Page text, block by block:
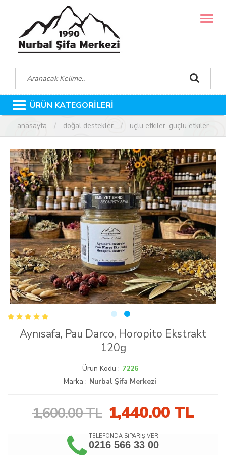
MENÜ
ÜRÜN KATEGORİLERİ
anasayfa doğal destekler üçlü etkiler, güçlü etkiler
Aynısafa, Pau Darco, Horopito Ekstrakt
120g
Ürün Kodu : 7226
Marka : Nurbal Şifa Merkezi
1,600.00 TL 1,440.00 TL
TELEFONDA SİPARİŞ VER
0216 566 33 00